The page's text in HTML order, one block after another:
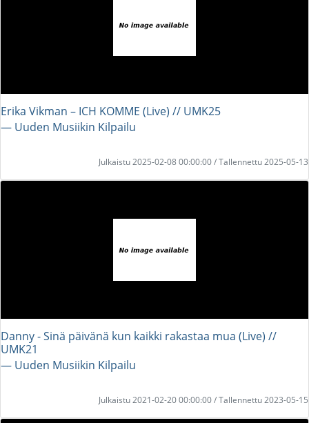
Erika Vikman – ICH KOMME (Live) // UMK25
― Uuden Musiikin Kilpailu
Julkaistu 2025-02-08 00:00:00 / Tallennettu 2025-05-13
Danny - Sinä päivänä kun kaikki rakastaa mua (Live) //
UMK21
― Uuden Musiikin Kilpailu
Julkaistu 2021-02-20 00:00:00 / Tallennettu 2023-05-15